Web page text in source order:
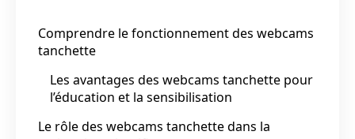
Comprendre le fonctionnement des webcams
tanchette
Les avantages des webcams tanchette pour
l’éducation et la sensibilisation
Le rôle des webcams tanchette dans la